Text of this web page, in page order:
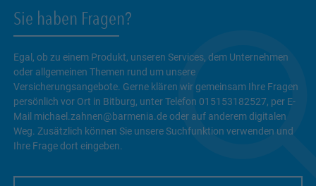
Sie haben Fragen?
Egal, ob zu einem Produkt, unseren Services, dem Unternehmen
oder allgemeinen Themen rund um unsere
Versicherungsangebote. Gerne klären wir gemeinsam Ihre Fragen
persönlich vor Ort in Bitburg, unter Telefon 015153182527, per E-
Mail michael.zahnen@barmenia.de oder auf anderem digitalen
Weg. Zusätzlich können Sie unsere Suchfunktion verwenden und
Ihre Frage dort eingeben.